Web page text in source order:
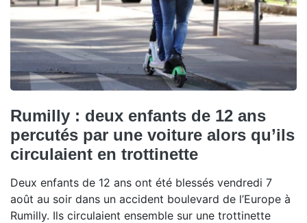
Rumilly : deux enfants de 12 ans
percutés par une voiture alors qu’ils
circulaient en trottinette
Deux enfants de 12 ans ont été blessés vendredi 7
août au soir dans un accident boulevard de l’Europe à
Rumilly. Ils circulaient ensemble sur une trottinette